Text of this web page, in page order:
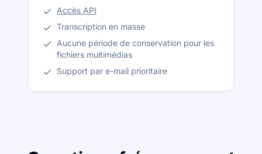
Accès API
Transcription en masse
Aucune période de conservation pour les
fichiers multimédias
Support par e-mail prioritaire